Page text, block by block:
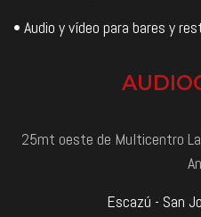
• Audio y vídeo para bares y
25mt oeste de Multicentro
Escazú - San